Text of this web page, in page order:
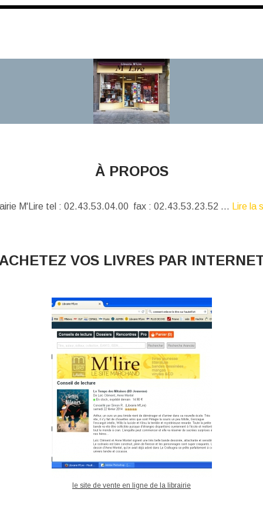
À PROPOS
M'Lire tel : 02.43.53.04.00 fax : 02.43.53.23.52 ... Lire la
VOS LIVRES PAR
le site de vente en ligne de la librairie